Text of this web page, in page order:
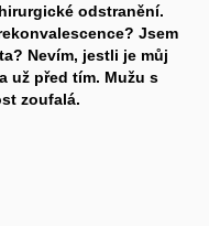
odstranění.
Jsem
Nevím, jestli je můj
už před tím. Mužu s
zoufalá.